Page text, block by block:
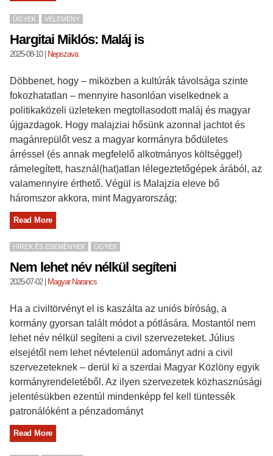
ÜGYEK VÉLEMÉNY
Hargitai Miklós: Maláj is
2025-08-10| Nepszava
Döbbenet, hogy – miközben a kultúrák távolsága szinte
fokozhatatlan – mennyire hasonlóan viselkednek a
politikaközeli üzleteken megtollasodott maláj és magyar
újgazdagok. Hogy malajziai hősünk azonnal jachtot és
magánrepülőt vesz a magyar kormányra bődületes
árréssel (és annak megfelelő alkotmányos költséggel)
rámelegített, használ(hat)atlan lélegeztetőgépek árából, az
valamennyire érthető. Végül is Malajzia eleve bő
háromszor akkora, mint Magyarország;
Read More
HÍREK ÉS ESEMÉNYEK ÜGYEK
Nem lehet név nélkül segíteni
2025-07-02| Magyar Narancs
Ha a civiltörvényt el is kaszálta az uniós bíróság, a
kormány gyorsan talált módot a pótlására. Mostantól nem
lehet név nélkül segíteni a civil szervezeteket. Július
elsejétől nem lehet névtelenül adományt adni a civil
szervezeteknek – derül ki a szerdai Magyar Közlöny egyik
kormányrendeletéből. Az ilyen szervezetek közhasznúsági
jelentésükben ezentúl mindenképp fel kell tüntessék
patronálóként a pénzadományt
Read More